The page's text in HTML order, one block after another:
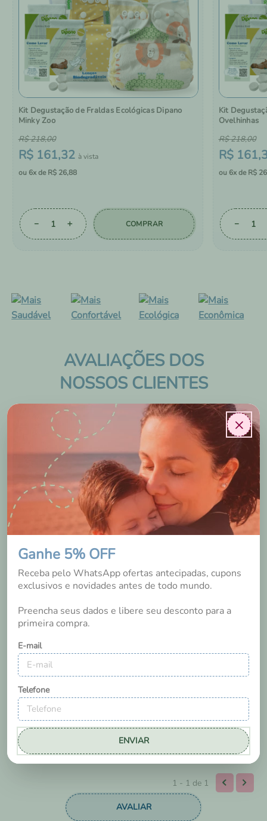
×
Ganhe 5% OFF
Receba pelo WhatsApp ofertas antecipadas, cupons
exclusivos e novidades antes de todo mundo.
Preencha seus dados e libere seu desconto para a
primeira compra.
E-mail
Telefone
ENVIAR
Kit Degustação de Fraldas Ecológicas Dipano
Minky Zoo
R$ 161,32
R$218,00
6 R$ 26,88
＋
－ COMPRAR
Kit
Ovelhinhas
R$ 161,
R$218,00
6 R$ 26
－
AVALIAÇÕES DOS
NOSSOS CLIENTES
Ordernar por: Mais novos primeiro
São Luís /MA
Estamos super adaptados às fraldinhas ecológicas. As
estampas são lindas e as de forro de dry-fit são minhas
preferidas.
Sim, recomendaria a um amigo
Essa avaliação foi útil? 0 0
1 - 1 de 1